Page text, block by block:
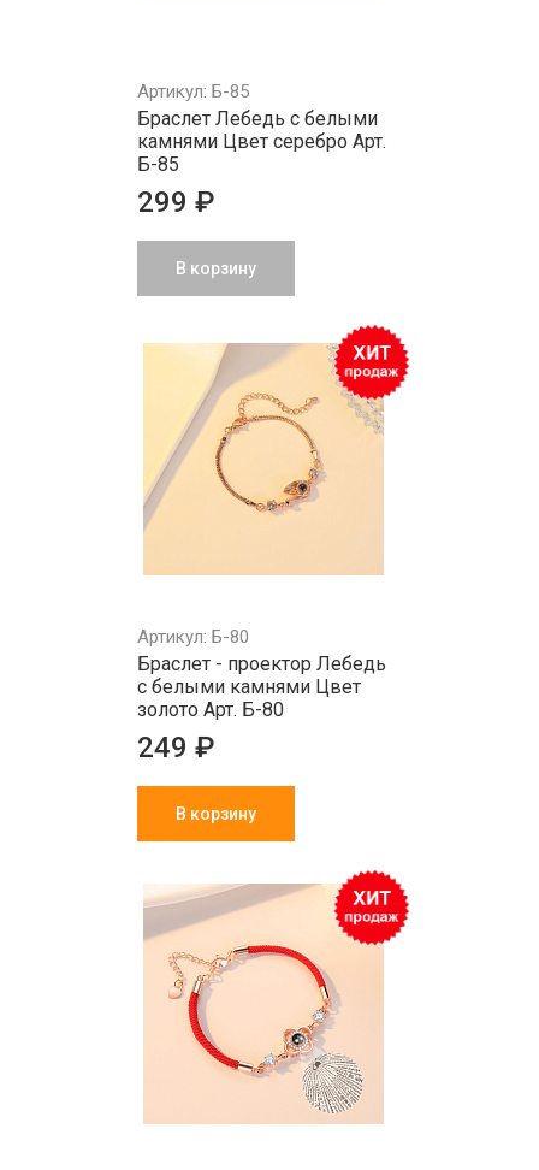
Артикул: Б-85
Браслет Лебедь с белыми
камнями Цвет серебро Арт.
Б-85
299 ₽
В корзину
Артикул: Б-80
Браслет - проектор Лебедь
с белыми камнями Цвет
золото Арт. Б-80
249 ₽
В корзину